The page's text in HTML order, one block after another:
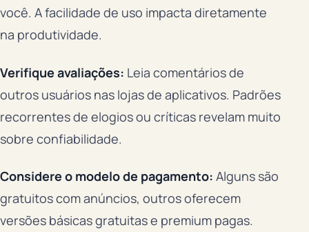
você. A facilidade de uso impacta diretamente
na produtividade.
Verifique avaliações: Leia comentários de
outros usuários nas lojas de aplicativos. Padrões
recorrentes de elogios ou críticas revelam muito
sobre confiabilidade.
Considere o modelo de pagamento: Alguns são
gratuitos com anúncios, outros oferecem
versões básicas gratuitas e premium pagas.